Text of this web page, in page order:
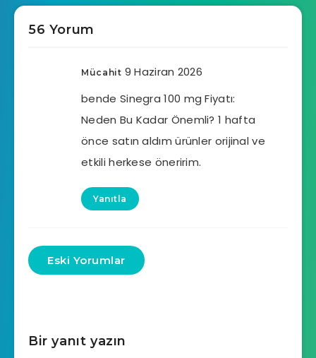
56 Yorum
Mücahit 9 Haziran 2026
bende Sinegra 100 mg Fiyatı:
Neden Bu Kadar Önemli? 1 hafta
önce satın aldım ürünler orijinal ve
etkili herkese öneririm.
Yanıtla
Eski Yorumlar
Bir yanıt yazın